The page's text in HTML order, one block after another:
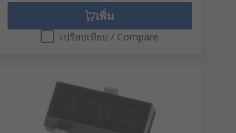
เพิ่ม
เปรียบเทียบ / Compare